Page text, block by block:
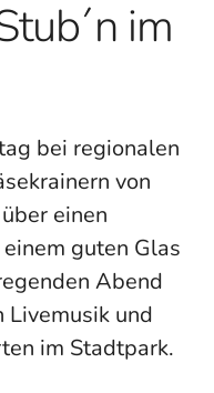
im
bei regionalen
von
einen
guten Glas
Abend
Livemusik und
im Stadtpark.